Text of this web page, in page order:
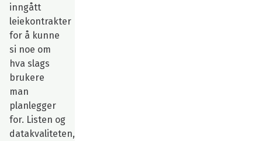
inngått
leiekontrakter
for å kunne
si noe om
hva slags
brukere
man
planlegger
for. Listen og
datakvaliteten,